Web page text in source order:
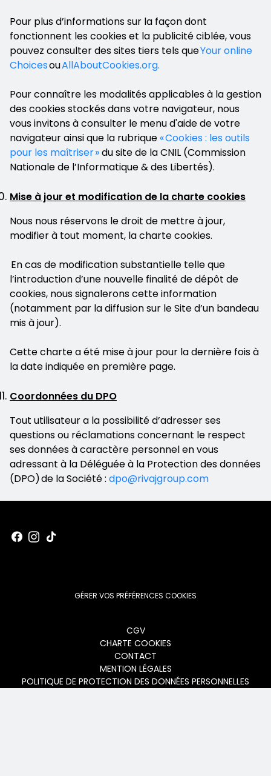
Pour plus d’informations sur la façon dont
fonctionnent les cookies et la publicité ciblée, vous
pouvez consulter des sites tiers tels queYour online
ChoicesouAllAboutCookies.org.
Pour connaître les modalités applicables à la gestion
des cookies stockés dans votre navigateur, nous
vous invitons à consulter le menu d'aide de votre
navigateur ainsi que la rubrique « Cookies : les outils
pour les maîtriser »du site de la CNIL (Commission
Nationale de l’Informatique & des Libertés).
Mise à jour et modification de la charte cookies
Nous nous réservons le droit de mettre à jour,
modifier à tout moment, la charte cookies.
En cas de modification substantielle telle que
l’introduction d’une nouvelle finalité de dépôt de
cookies, nous signalerons cette information
(notamment par la diffusion sur le Site d’un bandeau
mis à jour).
Cette charte a été mise à jour pour la dernière fois à
la date indiquée en première page.
Coordonnées du DPO
Tout utilisateur a la possibilité d’adresser ses
questions ou réclamations concernant le respect
ses données à caractère personnel en vous
adressant à la Déléguée à la Protection des données
(DPO) de la Société : dpo@rivajgroup.com
GÉRER VOS PRÉFÉRENCES COOKIES
CGV
CHARTE COOKIES
CONTACT
MENTION LÉGALES
POLITIQUE DE PROTECTION DES DONNÉES PERSONNELLES